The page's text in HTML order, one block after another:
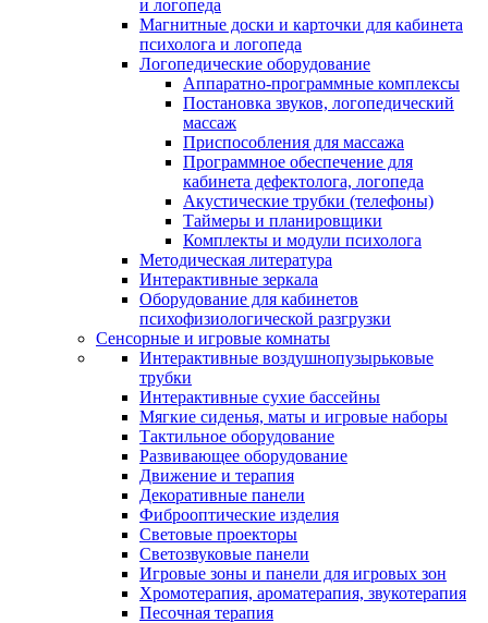
и логопеда
Магнитные доски и карточки для кабинета
психолога и логопеда
Логопедические оборудование
Аппаратно-программные комплексы
Постановка звуков, логопедический
массаж
Приспособления для массажа
Программное обеспечение для
кабинета дефектолога, логопеда
Акустические трубки (телефоны)
Таймеры и планировщики
Комплекты и модули психолога
Методическая литература
Интерактивные зеркала
Оборудование для кабинетов
психофизиологической разгрузки
Сенсорные и игровые комнаты
Интерактивные воздушнопузырьковые
трубки
Интерактивные сухие бассейны
Мягкие сиденья, маты и игровые наборы
Тактильное оборудование
Развивающее оборудование
Движение и терапия
Декоративные панели
Фиброоптические изделия
Световые проекторы
Светозвуковые панели
Игровые зоны и панели для игровых зон
Хромотерапия, ароматерапия, звукотерапия
Песочная терапия